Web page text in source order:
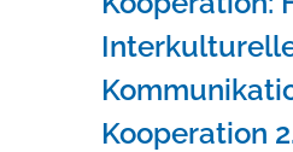
Kooperation